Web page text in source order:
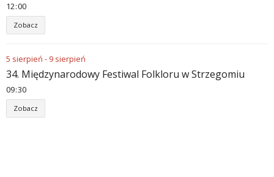
12 00
Zobacz
5 sierpień - 9 sierpień
34. Międzynarodowy Festiwal Folkloru w Strzegomiu
09 30
Zobacz